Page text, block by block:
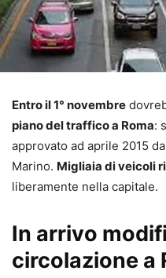
Entro il 1° novembre
piano del traffico a Roma:
approvato ad aprile 2015
Marino. Migliaia di veicoli
liberamente nella capitale.
In arrivo
circolazione a